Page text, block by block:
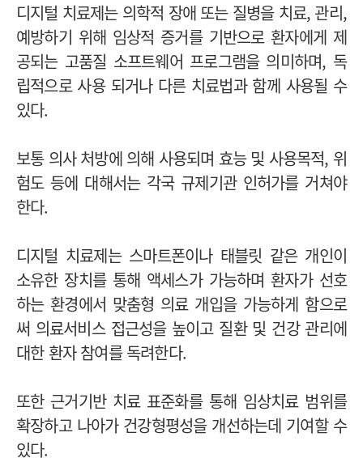
디지털 치료제는 의학적 장애 또는 질병을 치료, 관리,
예방하기 위해 임상적 증거를 기반으로 환자에게 제
공되는 고품질 소프트웨어 프로그램을 의미하며, 독
립적으로 사용 되거나 다른 치료법과 함께 사용될 수
있다.
보통 의사 처방에 의해 사용되며 효능 및 사용목적, 위
험도 등에 대해서는 각국 규제기관 인허가를 거쳐야
한다.
디지털 치료제는 스마트폰이나 태블릿 같은 개인이
소유한 장치를 통해 액세스가 가능하며 환자가 선호
하는 환경에서 맞춤형 의료 개입을 가능하게 함으로
써 의료서비스 접근성을 높이고 질환 및 건강 관리에
대한 환자 참여를 독려한다.
또한 근거기반 치료 표준화를 통해 임상치료 범위를
확장하고 나아가 건강형평성을 개선하는데 기여할 수
있다.